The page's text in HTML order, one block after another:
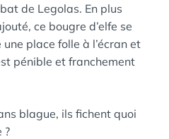
de Legolas. En plus
ce bougre d’elfe se
place folle à l’écran et
pénible et franchement
blague, ils fichent quoi
?